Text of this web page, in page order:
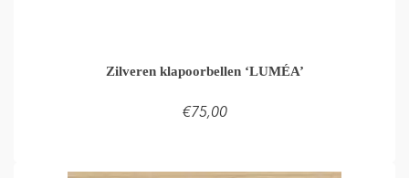
Zilveren klapoorbellen ‘LUMÉA’
€75,00